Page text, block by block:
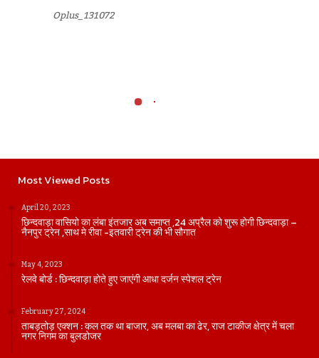
Oplus_131072
Most Viewed Posts
April 20, 2023
छिन्दवाड़ा वासियो का लंबा इंतजार अब समाप्त ,24 अप्रैल को शुरू होगी छिन्दवाड़ा –
नैनपुर ट्रेन ,साथ मे रीवा -इतवारी ट्रेन की भी सौगात
May 4, 2023
रेलवे बोर्ड : छिन्दवाड़ा होते हुए जाएंगी आधा दर्जन स्पेशल ट्रेन
February 27, 2024
ताबड़तोड़ एक्शन : कल तक था बाजार, अब मलबा का ढेर, राज टाकीज क्षेत्र में चला
नगर निगम का बुलडोजर